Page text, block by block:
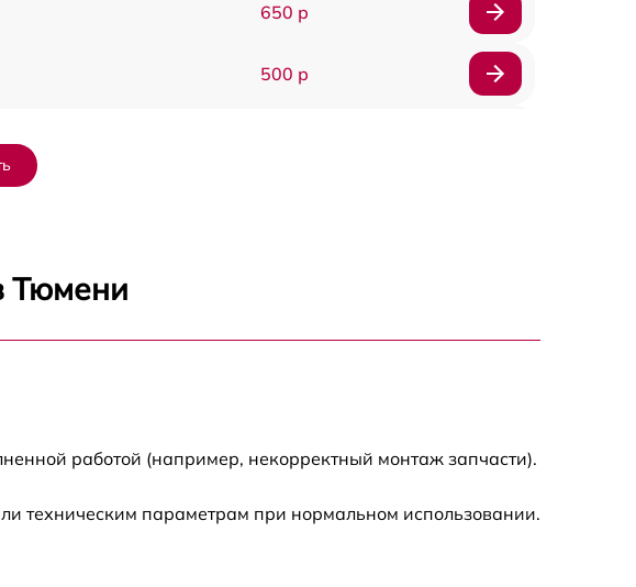
650 р
500 р
Тюмени
работой (например, некорректный монтаж запчасти).
техническим параметрам при нормальном использовании.